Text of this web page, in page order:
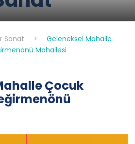
Sanat >
Geleneksel Mahalle
Mahallesi
Çocuk